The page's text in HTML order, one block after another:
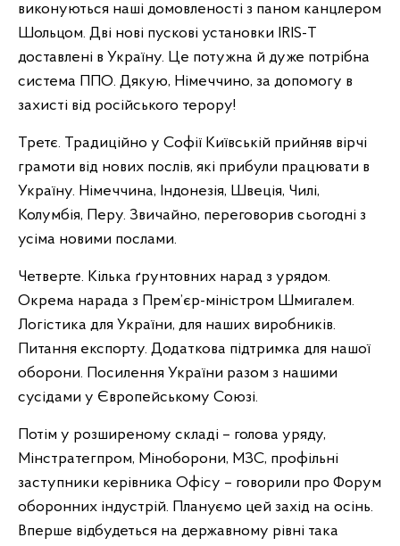
виконуються наші домовленості з паном канцлером
Шольцом. Дві нові пускові установки IRIS-Т
доставлені в Україну. Це потужна й дуже потрібна
система ППО. Дякую, Німеччино, за допомогу в
захисті від російського терору!
Третє. Традиційно у Софії Київській прийняв вірчі
грамоти від нових послів, які прибули працювати в
Україну. Німеччина, Індонезія, Швеція, Чилі,
Колумбія, Перу. Звичайно, переговорив сьогодні з
усіма новими послами.
Четверте. Кілька ґрунтовних нарад з урядом.
Окрема нарада з Прем’єр-міністром Шмигалем.
Логістика для України, для наших виробників.
Питання експорту. Додаткова підтримка для нашої
оборони. Посилення України разом з нашими
сусідами у Європейському Союзі.
Потім у розширеному складі – голова уряду,
Мінстратегпром, Міноборони, МЗС, профільні
заступники керівника Офісу – говорили про Форум
оборонних індустрій. Плануємо цей захід на осінь.
Вперше відбудеться на державному рівні така